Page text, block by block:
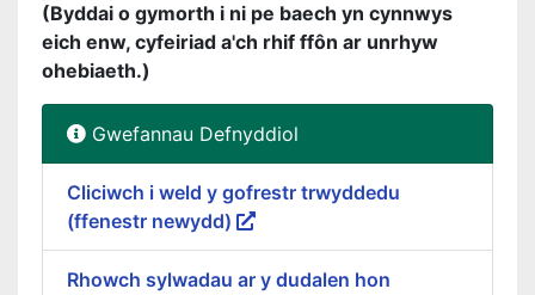
(Byddai o gymorth i ni pe baech yn cynnwys
eich enw, cyfeiriad a'ch rhif ffôn ar unrhyw
ohebiaeth.)
Gwefannau Defnyddiol
Cliciwch i weld y gofrestr trwyddedu
(ffenestr newydd)
Rhowch sylwadau ar y dudalen hon